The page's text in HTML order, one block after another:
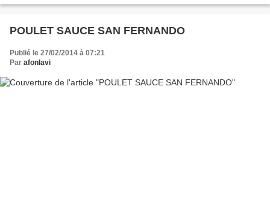
POULET SAUCE SAN FERNANDO
Publié le 27/02/2014 à 07:21
Par afonlavi